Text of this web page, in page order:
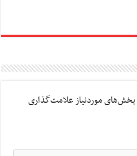
بخش‌های موردنیاز علامت‌گذاری